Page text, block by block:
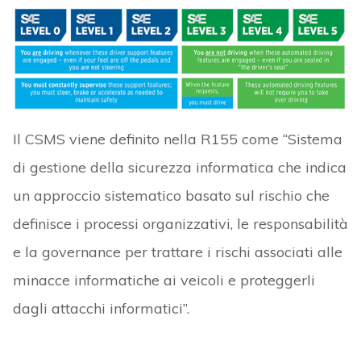
Il CSMS viene definito nella R155 come “Sistema
di gestione della sicurezza informatica che indica
un approccio sistematico basato sul rischio che
definisce i processi organizzativi, le responsabilità
e la governance per trattare i rischi associati alle
minacce informatiche ai veicoli e proteggerli
dagli attacchi informatici”.